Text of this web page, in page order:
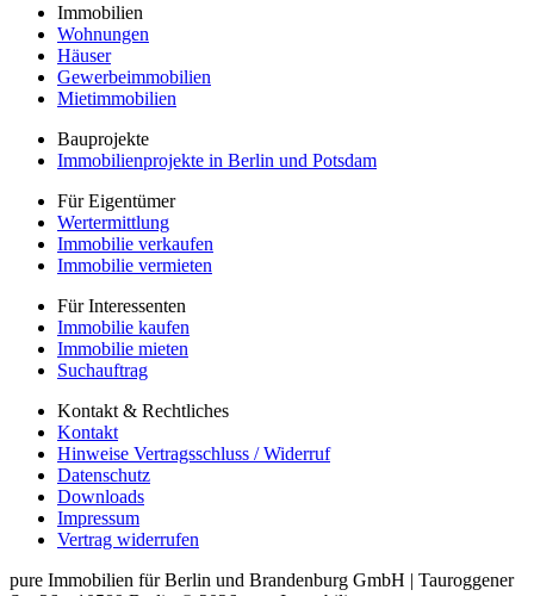
Immobilien
Wohnungen
Häuser
Gewerbeimmobilien
Mietimmobilien
Bauprojekte
Immobilienprojekte in Berlin und Potsdam
Für Eigentümer
Wertermittlung
Immobilie verkaufen
Immobilie vermieten
Für Interessenten
Immobilie kaufen
Immobilie mieten
Suchauftrag
Kontakt & Rechtliches
Kontakt
Hinweise Vertragsschluss / Widerruf
Datenschutz
Downloads
Impressum
Vertrag widerrufen
pure Immobilien für Berlin und Brandenburg GmbH | Tauroggener